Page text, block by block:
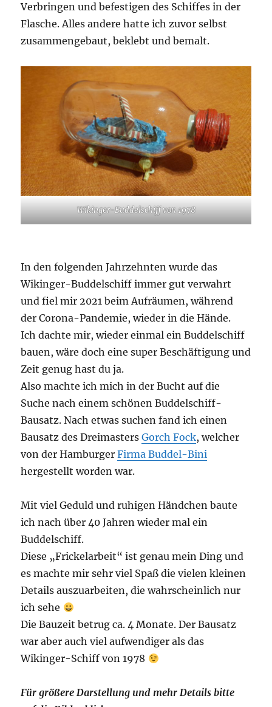
Verbringen und befestigen des Schiffes in der
Flasche. Alles andere hatte ich zuvor selbst
zusammengebaut, beklebt und bemalt.
Wikinger-Buddelschiff von 1978
In den folgenden Jahrzehnten wurde das
Wikinger-Buddelschiff immer gut verwahrt
und fiel mir 2021 beim Aufräumen, während
der Corona-Pandemie, wieder in die Hände.
Ich dachte mir, wieder einmal ein Buddelschiff
bauen, wäre doch eine super Beschäftigung und
Zeit genug hast du ja.
Also machte ich mich in der Bucht auf die
Suche nach einem schönen Buddelschiff-
Bausatz. Nach etwas suchen fand ich einen
Bausatz des DreimastersGorch Fock, welcher
von der HamburgerFirma Buddel-Bini
hergestellt worden war.
Mit viel Geduld und ruhigen Händchen baute
ich nach über 40 Jahren wieder mal ein
Buddelschiff.
Diese „Frickelarbeit“ ist genau mein Ding und
es machte mir sehr viel Spaß die vielen kleinen
Details auszuarbeiten, die wahrscheinlich nur
ich sehe
Die Bauzeit betrug ca. 4 Monate. Der Bausatz
war aber auch viel aufwendiger als das
Wikinger-Schiff von 1978
Für größere Darstellung und mehr Details bitte